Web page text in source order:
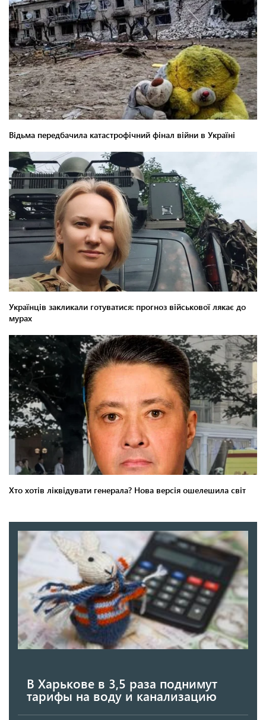
В Харькове в 3,5 раза поднимут
тарифы на воду и канализацию